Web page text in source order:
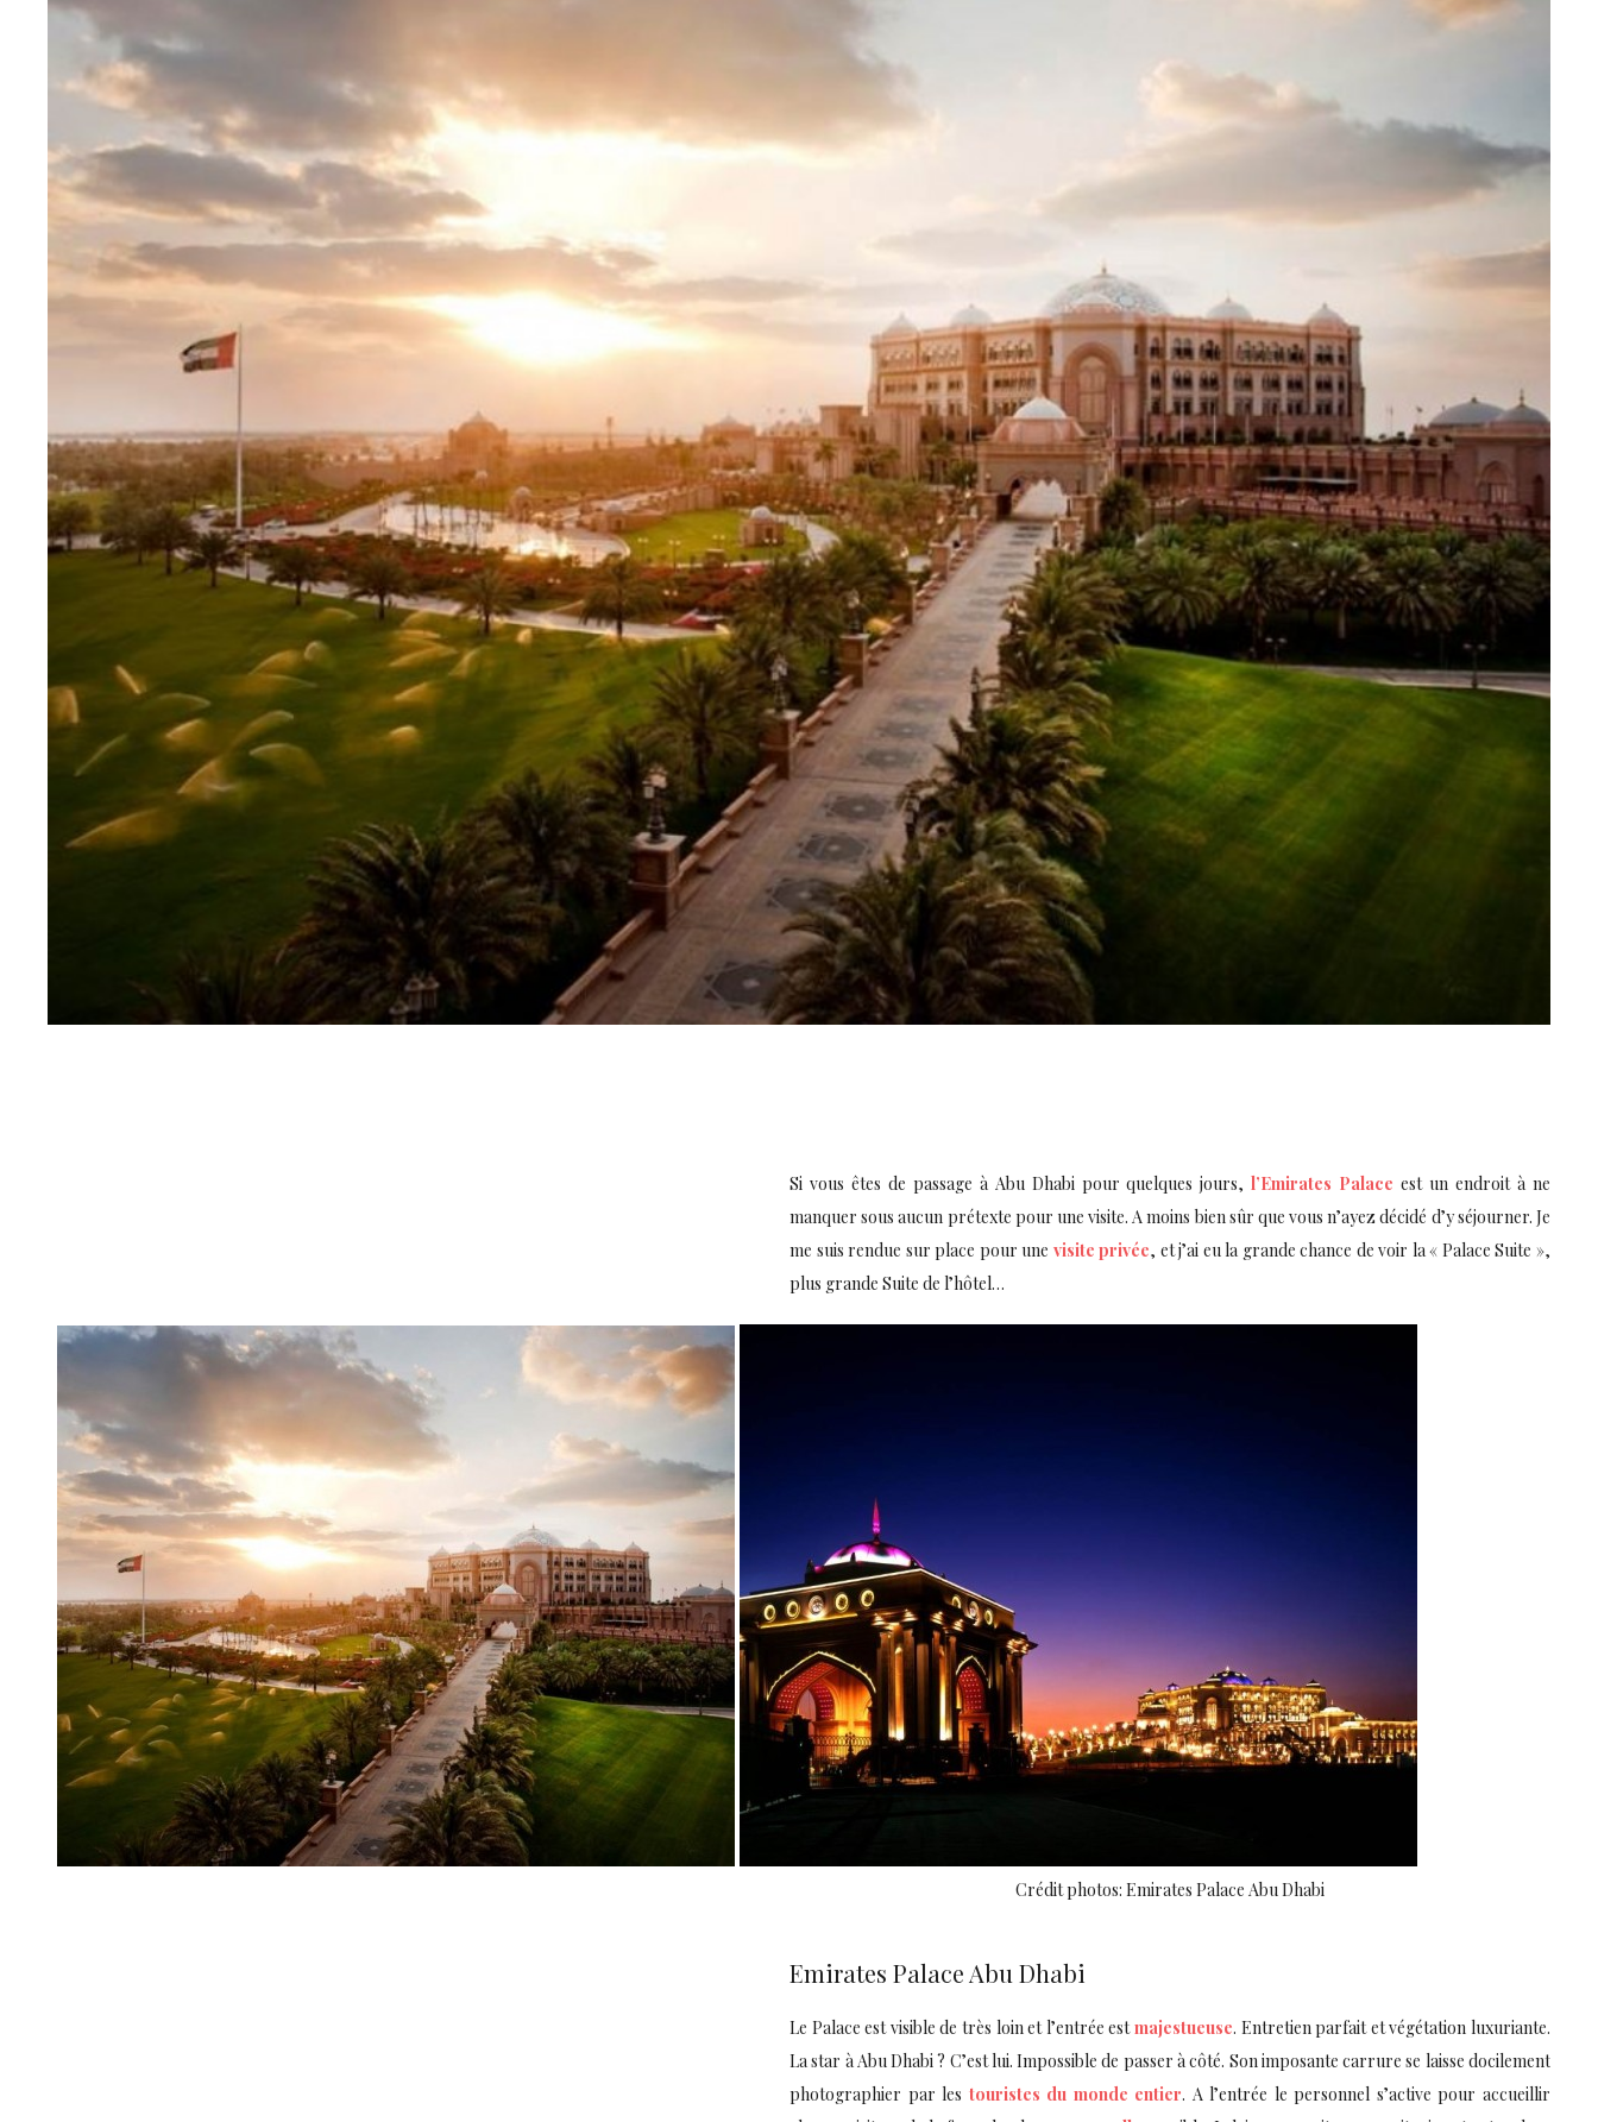
Si vous êtes de passage à Abu Dhabi pour quelques jours,l’Emirates Palace est un endroit à ne
manquer sous aucun prétexte pour une visite. A moins bien sûr que vous n’ayez décidé d’y séjourner. Je
me suis rendue sur place pour une visite privée, et j’ai eu la grande chance de voir la « Palace Suite »,
plus grande Suite de l’hôtel…
Crédit photos: Emirates Palace Abu Dhabi
Emirates Palace Abu Dhabi
Le Palace est visible de très loin et l’entrée estmajestueuse. Entretien parfait et végétation luxuriante.
La star à Abu Dhabi ? C’est lui. Impossible de passer à côté. Son imposante carrure se laisse docilement
photographier par les touristes du monde entier. A l’entrée le personnel s’active pour accueillir